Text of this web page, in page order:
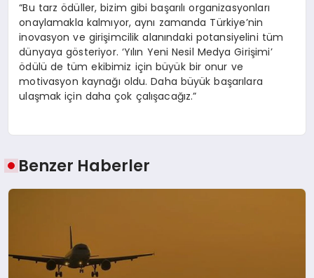
“Bu tarz ödüller, bizim gibi başarılı organizasyonları
onaylamakla kalmıyor, aynı zamanda Türkiye’nin
inovasyon ve girişimcilik alanındaki potansiyelini tüm
dünyaya gösteriyor. ‘Yılın Yeni Nesil Medya Girişimi’
ödülü de tüm ekibimiz için büyük bir onur ve
motivasyon kaynağı oldu. Daha büyük başarılara
ulaşmak için daha çok çalışacağız.”
Benzer Haberler